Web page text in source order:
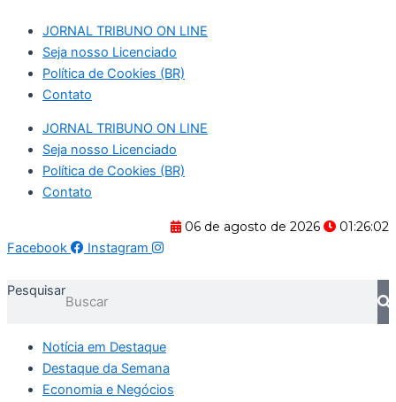
para
conteúdo
JORNAL TRIBUNO ON LINE
Seja nosso Licenciado
Política de Cookies (BR)
Contato
JORNAL TRIBUNO ON LINE
Seja nosso Licenciado
Política de Cookies (BR)
Contato
06 de agosto de 2026
01:26:04
Facebook
Instagram
Pesquisar
Notícia em Destaque
Destaque da Semana
Economia e Negócios